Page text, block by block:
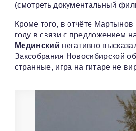
(смотреть документальный
Кроме того, в отчёте
году в связи с предложением
Мединский негативно
Заксобрания Новосибирской
странные, игра на гитаре не